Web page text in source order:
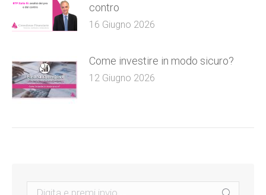
contro
16 Giugno 2026
Come investire in modo sicuro?
12 Giugno 2026
Search: